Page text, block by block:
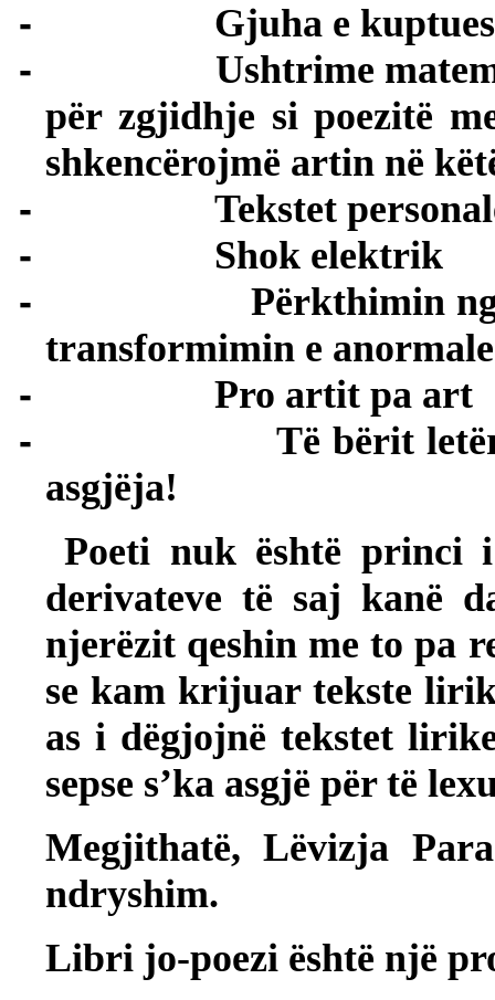
-
Gjuha e
-
Ushtrime
për zgjidhje si poezitë
shkencërojmë artin në
-
Tekstet
-
Shok elektrik
-
Përkthimin
transformimin e
-
Pro artit pa art
-
Të bërit
asgjëja!
Poeti nuk është princi
derivateve të saj kanë
njerëzit qeshin me to pa
se kam krijuar tekste
as i dëgjojnë tekstet
sepse s’ka asgjë për të
Megjithatë, Lëvizja
ndryshim.
Libri jo-poezi është një